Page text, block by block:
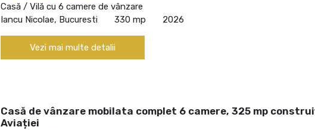
Casă / Vilă cu 6 camere de vânzare
Iancu Nicolae, Bucuresti
330 mp 2026
Vezi mai multe detalii
Casă de vânzare mobilata complet 6 camere, 325 mp
Aviației